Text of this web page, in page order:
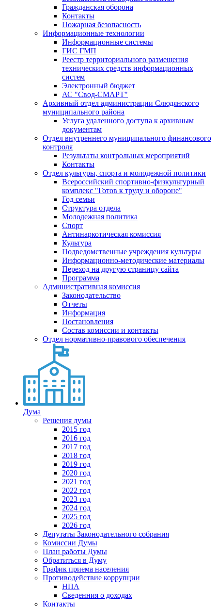
Гражданская оборона
Контакты
Пожарная безопасность
Информационные технологии
Информационные системы
ГИС ГМП
Реестр территориального размещения
технических средств информационных
систем
Электронный бюджет
АС "Свод-СМАРТ"
Архивный отдел администрации Слюдянского
муниципального района
Услуга удаленного доступа к архивным
документам
Отдел внутреннего муниципального финансового
контроля
Результаты контрольных мероприятий
Контакты
Отдел культуры, спорта и молодежной политики
Всероссийский спортивно-физкультурный
комплекс "Готов к труду и обороне"
Год семьи
Структура отдела
Молодежная политика
Спорт
Антинаркотическая комиссия
Культура
Подведомственные учреждения культуры
Информационно-методические материалы
Переход на другую страницу сайта
Программа
Административная комиссия
Законодательство
Отчеты
Информация
Постановления
Состав комиссии и контакты
Отдел нормативно-правового обеспечения
Дума
Решения думы
2015 год
2016 год
2017 год
2018 год
2019 год
2020 год
2021 год
2022 год
2023 год
2024 год
2025 год
2026 год
Депутаты Законодательного собрания
Комиссии Думы
План работы Думы
Обратиться в Думу
График приема населения
Противодействие коррупции
НПА
Сведенния о доходах
Контакты